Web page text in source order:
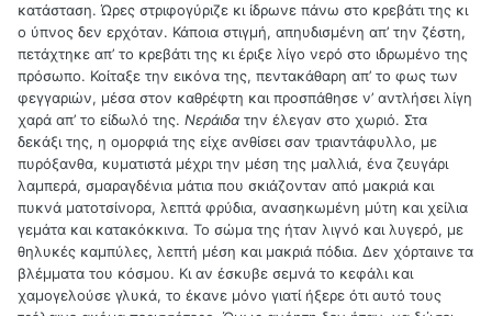
κατάσταση. Ώρες στριφογύριζε κι ίδρωνε πάνω στο κρεβάτι της κι
ο ύπνος δεν ερχόταν. Κάποια στιγμή, απηυδισμένη απ’ την ζέστη,
πετάχτηκε απ’ το κρεβάτι της κι έριξε λίγο νερό στο ιδρωμένο της
πρόσωπο. Κοίταξε την εικόνα της, πεντακάθαρη απ’ το φως των
φεγγαριών, μέσα στον καθρέφτη και προσπάθησε ν’ αντλήσει λίγη
χαρά απ’ το είδωλό της. Νεράιδα την έλεγαν στο χωριό. Στα
δεκάξι της, η ομορφιά της είχε ανθίσει σαν τριαντάφυλλο, με
πυρόξανθα, κυματιστά μέχρι την μέση της μαλλιά, ένα ζευγάρι
λαμπερά, σμαραγδένια μάτια που σκιάζονταν από μακριά και
πυκνά ματοτσίνορα, λεπτά φρύδια, ανασηκωμένη μύτη και χείλια
γεμάτα και κατακόκκινα. Το σώμα της ήταν λιγνό και λυγερό, με
θηλυκές καμπύλες, λεπτή μέση και μακριά πόδια. Δεν χόρταινε τα
βλέμματα του κόσμου. Κι αν έσκυβε σεμνά το κεφάλι και
χαμογελούσε γλυκά, το έκανε μόνο γιατί ήξερε ότι αυτό τους